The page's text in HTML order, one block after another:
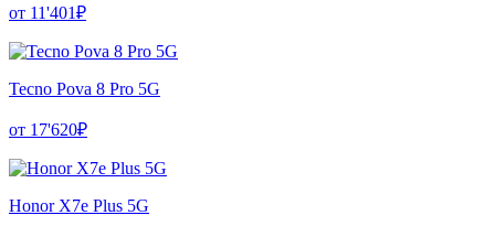
от 11'401₽
Tecno Pova 8 Pro 5G
от 17'620₽
Honor X7e Plus 5G